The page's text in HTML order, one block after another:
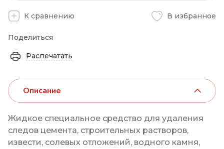
К сравнению В избранное
Поделиться
Распечатать
Описание
Жидкое специальное средство для удаления
следов цемента, строительных растворов,
извести, солевых отложений, водного камня,